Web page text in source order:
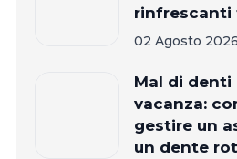
rinfrescanti
02 Agosto 2026
Mal di denti
vacanza:
gestire un
un dente